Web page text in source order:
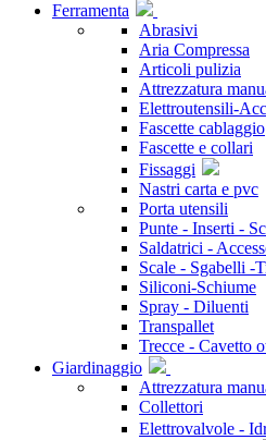
Ferramenta
Abrasivi
Aria Compressa
Articoli pulizia
Attrezzatura
Elettroutensili-
Fascette cablaggio
Fascette e collari
Fissaggi
Nastri carta e pvc
Porta utensili
Punte - Inserti -
Saldatrici -
Scale - Sgabelli -
Siliconi-Schiume
Spray - Diluenti
Transpallet
Trecce - Cavetto
Giardinaggio
Attrezzatura
Collettori
Elettrovalvole -